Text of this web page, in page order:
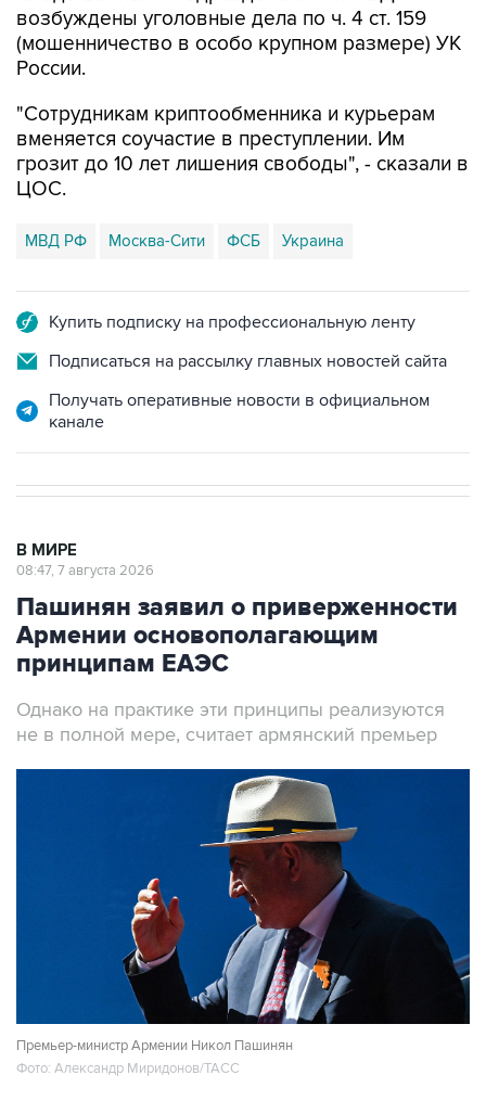
России.
"Сотрудникам криптообменника и курьерам
грозит до 10 лет лишения свободы", - сказали в
ЦОС.
МВД РФ
Подписаться на рассылку главных новостей сайта
Получать оперативные новости в официальном
Пашинян заявил о приверженности
Армении основополагающим
принципам ЕАЭС
Однако на практике эти принципы реализуются
Премьер-министр Армении Никол Пашинян
Фото: Александр Миридонов/ТАСС
Москва. 7 августа. INTERFAX.RU - Армения